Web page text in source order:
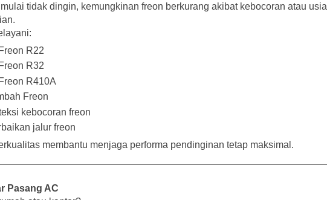
tidak dingin, kemungkinan freon berkurang akibat kebocoran atau usia
R22
R32
R410A
Freon
kebocoran freon
jalur freon
membantu menjaga performa pendinginan tetap maksimal.
Pasang AC